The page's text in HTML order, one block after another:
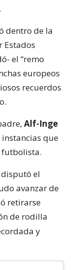
dentro de la
Estados
el “remo
europeos
recuerdos
Alf-Inge
que
futbolista.
disputó el
avanzar de
retirarse
de rodilla
y